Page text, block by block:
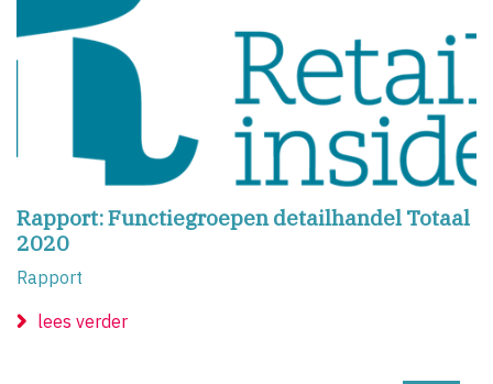
Rapport: Functiegroepen detailhandel Totaal
2020
Rapport
lees verder